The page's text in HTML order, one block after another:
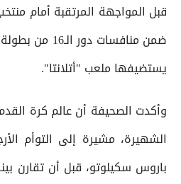
قبل المواجهة المرتقبة أمام منتخب
يستضيفها ملعب "أتلانتا".
وأكدت الصحيفة أن عالم كرة
الشهيرة، مشيرة إلى التوأم
باروس سكيلوتو، قبل أن تقارن